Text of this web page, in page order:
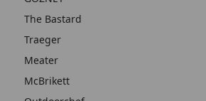
The Bastard
Traeger
Meater
McBrikett